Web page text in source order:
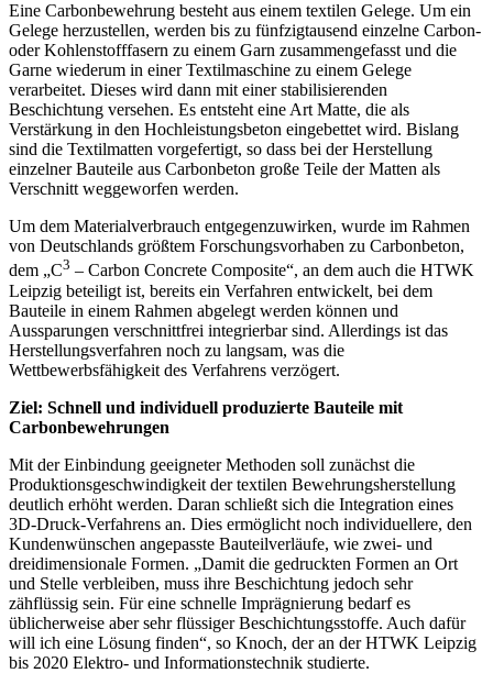
Eine Carbonbewehrung besteht aus einem textilen Gelege. Um ein
Gelege herzustellen, werden bis zu fünfzigtausend einzelne Carbon-
oder Kohlenstofffasern zu einem Garn zusammengefasst und die
Garne wiederum in einer Textilmaschine zu einem Gelege
verarbeitet. Dieses wird dann mit einer stabilisierenden
Beschichtung versehen. Es entsteht eine Art Matte, die als
Verstärkung in den Hochleistungsbeton eingebettet wird. Bislang
sind die Textilmatten vorgefertigt, so dass bei der Herstellung
einzelner Bauteile aus Carbonbeton große Teile der Matten als
Verschnitt weggeworfen werden.
Um dem Materialverbrauch entgegenzuwirken, wurde im Rahmen
von Deutschlands größtem Forschungsvorhaben zu Carbonbeton,
dem „C3 – Carbon Concrete Composite“, an dem auch die HTWK
Leipzig beteiligt ist, bereits ein Verfahren entwickelt, bei dem
Bauteile in einem Rahmen abgelegt werden können und
Aussparungen verschnittfrei integrierbar sind. Allerdings ist das
Herstellungsverfahren noch zu langsam, was die
Wettbewerbsfähigkeit des Verfahrens verzögert.
Ziel: Schnell und individuell produzierte Bauteile mit
Carbonbewehrungen
Mit der Einbindung geeigneter Methoden soll zunächst die
Produktionsgeschwindigkeit der textilen Bewehrungsherstellung
deutlich erhöht werden. Daran schließt sich die Integration eines
3D-Druck-Verfahrens an. Dies ermöglicht noch individuellere, den
Kundenwünschen angepasste Bauteilverläufe, wie zwei- und
dreidimensionale Formen. „Damit die gedruckten Formen an Ort
und Stelle verbleiben, muss ihre Beschichtung jedoch sehr
zähflüssig sein. Für eine schnelle Imprägnierung bedarf es
üblicherweise aber sehr flüssiger Beschichtungsstoffe. Auch dafür
will ich eine Lösung finden“, so Knoch, der an der HTWK Leipzig
bis 2020 Elektro- und Informationstechnik studierte.